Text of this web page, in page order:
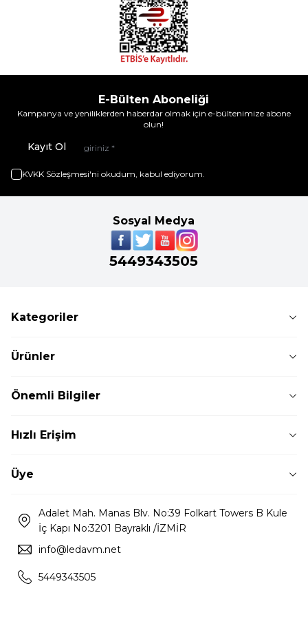
E-Bülten Aboneliği
Kampanya ve yeniliklerden haberdar olmak için e-bültenimize abone
olun!
Kayıt Ol
KVKK Sözleşmesi'ni okudum, kabul ediyorum.
Sosyal Medya
5449343505
Kategoriler
Ürünler
Önemli Bilgiler
Hızlı Erişim
Üye
Adalet Mah. Manas Blv. No:39 Folkart Towers B Kule
İç Kapı No:3201 Bayraklı /İZMİR
info@ledavm.net
5449343505